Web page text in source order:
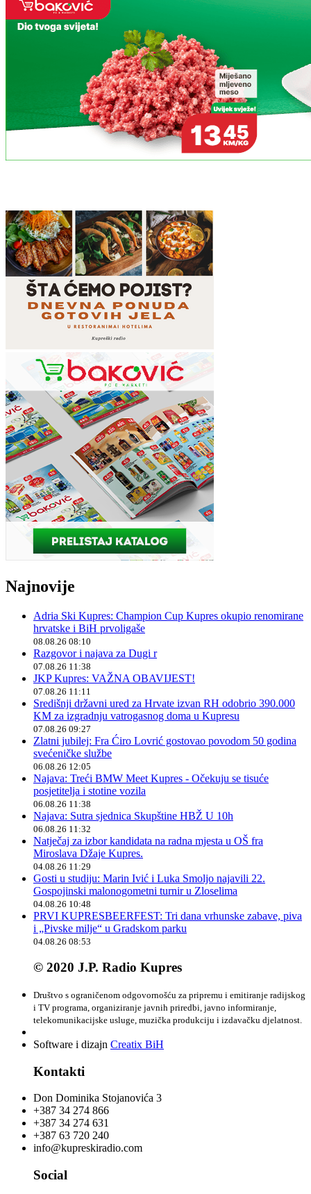
Najnovije
Adria Ski Kupres: Champion Cup Kupres okupio renomirane
hrvatske i BiH prvoligaše
08.08.26 08:10
Razgovor i najava za Dugi r
07.08.26 11:38
JKP Kupres: VAŽNA OBAVIJEST!
07.08.26 11:11
Središnji državni ured za Hrvate izvan RH odobrio 390.000
KM za izgradnju vatrogasnog doma u Kupresu
07.08.26 09:27
Zlatni jubilej: Fra Ćiro Lovrić gostovao povodom 50 godina
svećeničke službe
06.08.26 12:05
Najava: Treći BMW Meet Kupres - Očekuju se tisuće
posjetitelja i stotine vozila
06.08.26 11:38
Najava: Sutra sjednica Skupštine HBŽ U 10h
06.08.26 11:32
Natječaj za izbor kandidata na radna mjesta u OŠ fra
Miroslava Džaje Kupres.
04.08.26 11:29
Gosti u studiju: Marin Ivić i Luka Smoljo najavili 22.
Gospojinski malonogometni turnir u Zloselima
04.08.26 10:48
PRVI KUPRESBEERFEST: Tri dana vrhunske zabave, piva
i „Pivske milje“ u Gradskom parku
04.08.26 08:53
© 2020 J.P. Radio Kupres
Društvo s ograničenom odgovornošću za pripremu i emitiranje radijskog
i TV programa, organiziranje javnih priredbi, javno informiranje,
telekomunikacijske usluge, muzička produkciju i izdavačku djelatnost.
Software i dizajn Creatix BiH
Kontakti
Don Dominika Stojanovića 3
+387 34 274 866
+387 34 274 631
+387 63 720 240
info@kupreskiradio.com
Social